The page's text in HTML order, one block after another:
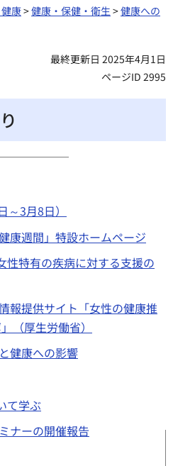
康>健康・保健・衛生 >健康への
最終更新日 2025年4月1日
ページID 2995
3月8日）
康週間」特設ホームページ
性特有の疾病に対する支援の
報提供サイト「女性の健康推
（厚生労働省）
健康への影響
て学ぶ
ナーの開催報告